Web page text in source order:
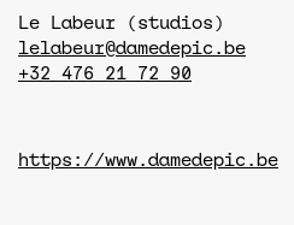
Le Labeur (studios)
lelabeur@damedepic.be
+32 476 21 72 90
https://www.damedepic.be